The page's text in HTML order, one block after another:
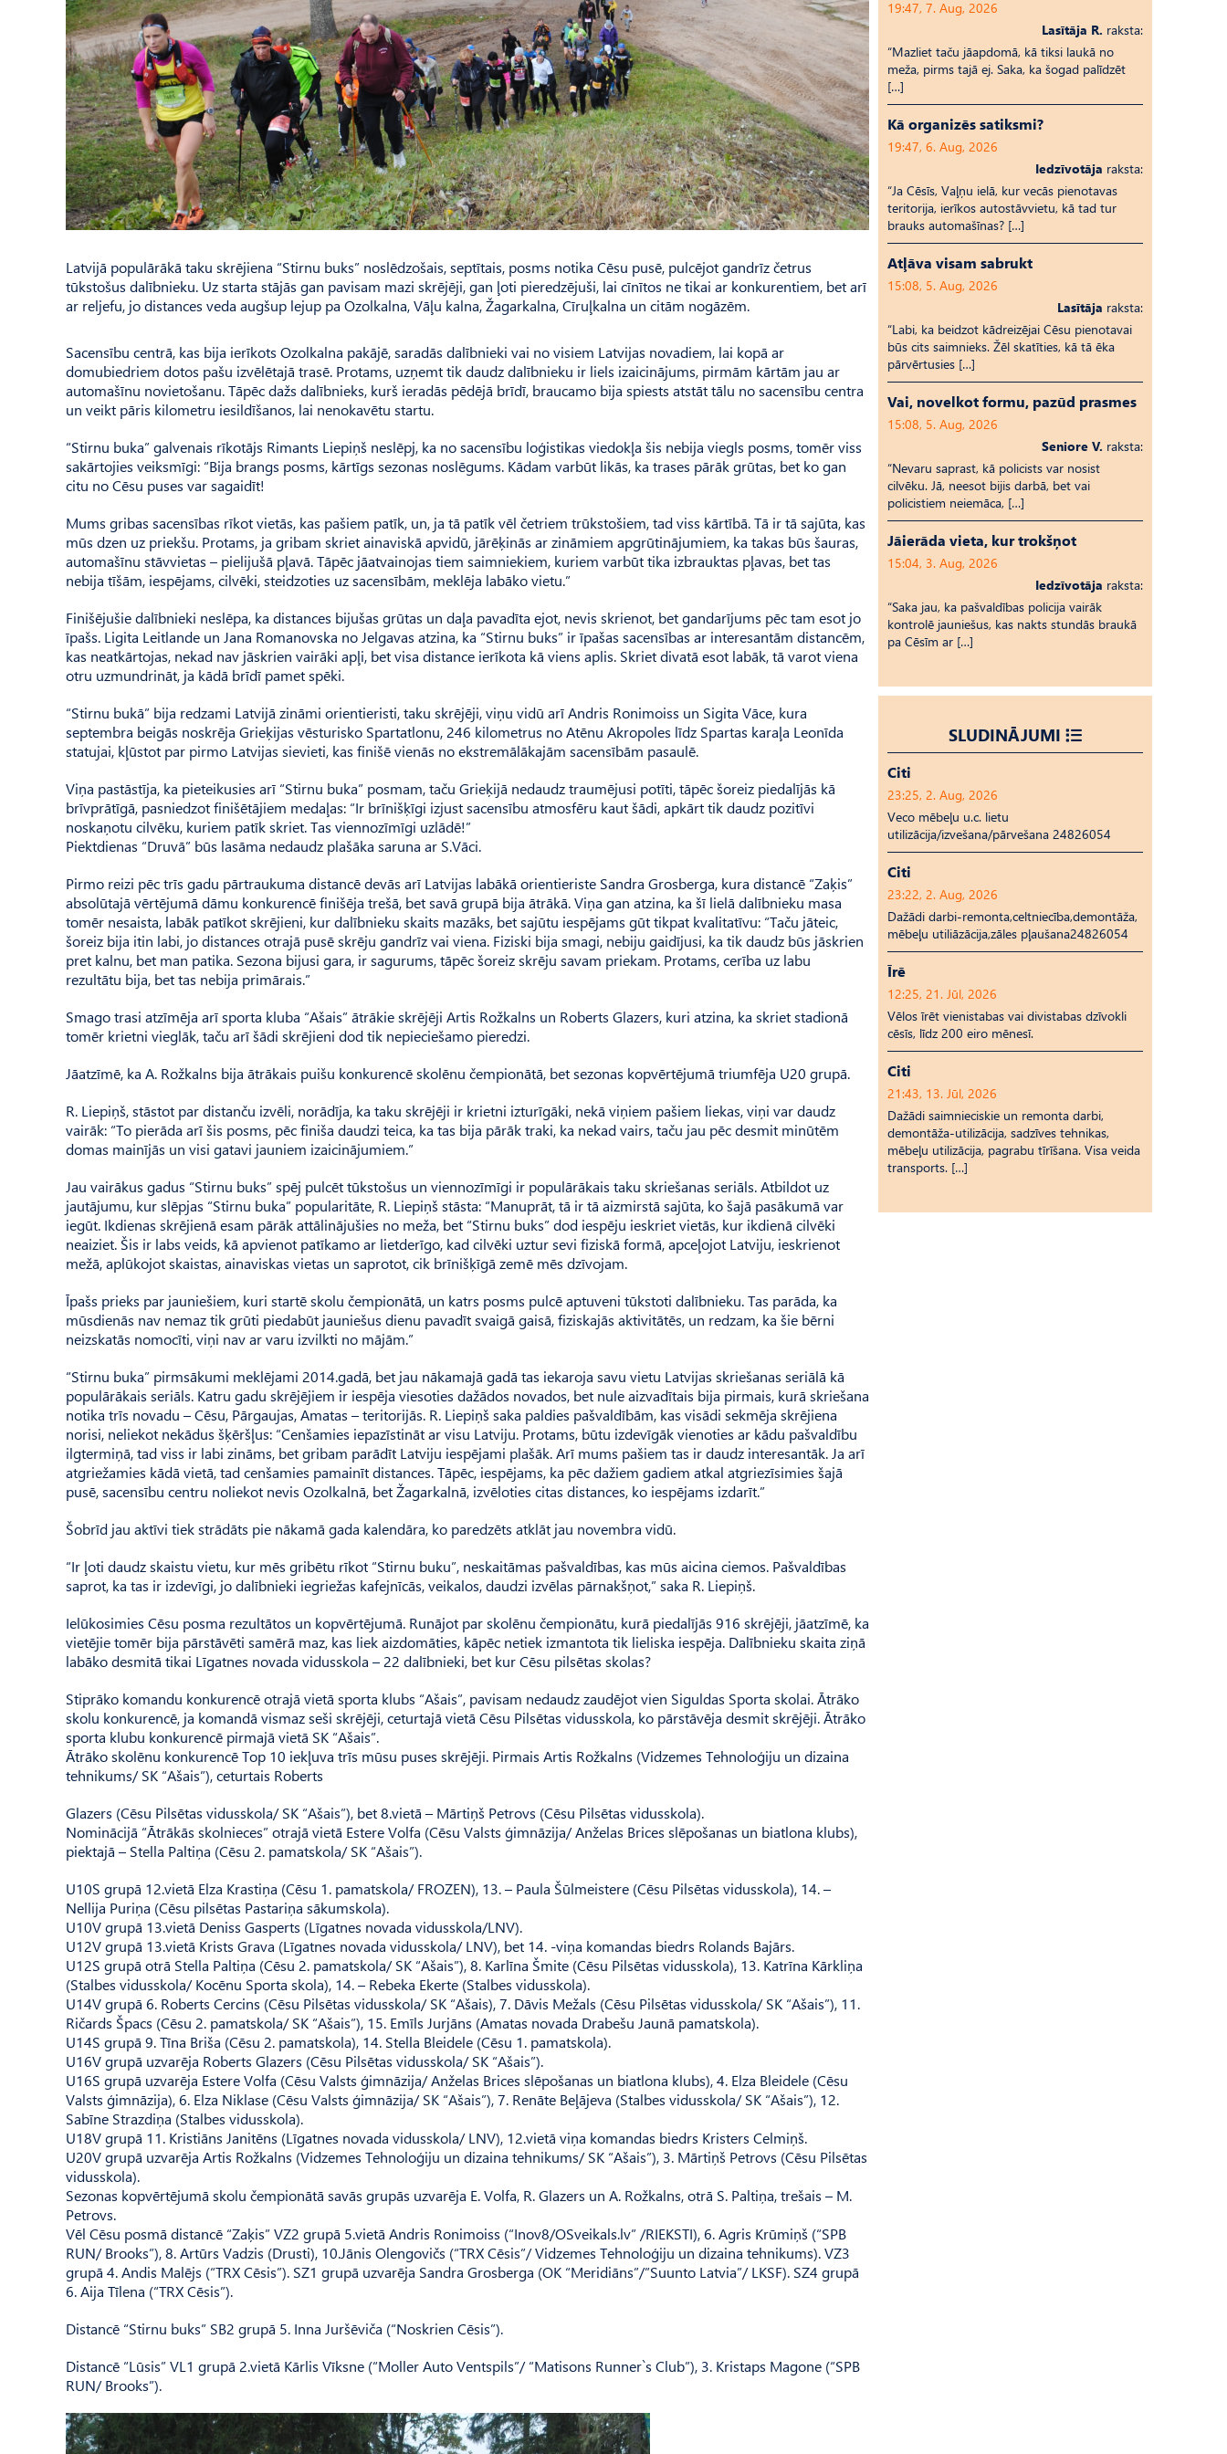
Latvijā populārākā taku skrējiena “Stirnu buks” noslēdzošais, septītais, posms notika Cēsu pusē, pulcējot gandrīz četrus
tūkstošus dalībnieku. Uz starta stājās gan pavisam mazi skrējēji, gan ļoti pieredzējuši, lai cīnītos ne tikai ar konkurentiem, bet arī
ar reljefu, jo distances veda augšup lejup pa Ozolkalna, Vāļu kalna, Žagarkalna, Cīruļkalna un citām nogāzēm.
Sacensību centrā, kas bija ierīkots Ozolkalna pakājē, saradās dalībnieki vai no visiem Latvijas novadiem, lai kopā ar
domubiedriem dotos pašu izvēlētajā trasē. Protams, uzņemt tik daudz dalībnieku ir liels izaicinājums, pirmām kārtām jau ar
automašīnu novietošanu. Tāpēc dažs dalībnieks, kurš ieradās pēdējā brīdī, braucamo bija spiests atstāt tālu no sacensību centra
un veikt pāris kilometru iesildīšanos, lai nenokavētu startu.
“Stirnu buka” galvenais rīkotājs Rimants Liepiņš neslēpj, ka no sacensību loģistikas viedokļa šis nebija viegls posms, tomēr viss
sakārtojies veiksmīgi: “Bija brangs posms, kārtīgs sezonas noslēgums. Kādam varbūt likās, ka trases pārāk grūtas, bet ko gan
citu no Cēsu puses var sagaidīt!
Mums gribas sacensības rīkot vietās, kas pašiem patīk, un, ja tā patīk vēl četriem trūkstošiem, tad viss kārtībā. Tā ir tā sajūta, kas
mūs dzen uz priekšu. Protams, ja gribam skriet ainaviskā apvidū, jārēķinās ar zināmiem apgrūtinājumiem, ka takas būs šauras,
automašīnu stāvvietas – pielijušā pļavā. Tāpēc jāatvainojas tiem saimniekiem, kuriem varbūt tika izbrauktas pļavas, bet tas
nebija tīšām, iespējams, cilvēki, steidzoties uz sacensībām, meklēja labāko vietu.”
Finišējušie dalībnieki neslēpa, ka distances bijušas grūtas un daļa pavadīta ejot, nevis skrienot, bet gandarījums pēc tam esot jo
īpašs. Ligita Leitlande un Jana Ro­manovska no Jelgavas atzina, ka “Stirnu buks” ir īpašas sacensības ar interesantām distancēm,
kas neatkārtojas, nekad nav jāskrien vairāki apļi, bet visa distance ierīkota kā viens aplis. Skriet divatā esot labāk, tā varot viena
otru uzmundrināt, ja kādā brīdī pamet spēki.
“Stirnu bukā” bija redzami Latvijā zināmi orientieristi, taku skrējēji, viņu vidū arī Andris Ronimoiss un Sigita Vāce, kura
septembra beigās noskrēja Grie­ķijas vēsturisko Spartatlonu, 246 kilometrus no Atēnu Akropoles līdz Spartas karaļa Leonīda
statujai, kļūstot par pirmo Latvijas sievieti, kas finišē vienās no ekstremālākajām sacensībām pasaulē.
Viņa pastāstīja, ka pieteikusies arī “Stirnu buka” posmam, taču Grieķijā nedaudz traumējusi potīti, tāpēc šoreiz piedalījās kā
brīvprātīgā, pasniedzot finišētājiem medaļas: “Ir brīnišķīgi izjust sacensību atmosfēru kaut šādi, apkārt tik daudz pozitīvi
noskaņotu cilvēku, kuriem patīk skriet. Tas viennozīmīgi uzlādē!”
Piektdienas “Druvā” būs lasāma nedaudz plašāka saruna ar S.Vāci.
Pirmo reizi pēc trīs gadu pārtraukuma distancē devās arī Latvijas labākā orientieriste Sandra Grosberga, kura distancē “Zaķis”
absolūtajā vērtējumā dāmu konkurencē finišēja trešā, bet savā grupā bija ātrākā. Viņa gan atzina, ka šī lielā dalībnieku masa
tomēr nesaista, labāk patīkot skrējieni, kur dalībnieku skaits mazāks, bet sajūtu iespējams gūt tikpat kvalitatīvu: “Taču jāteic,
šoreiz bija itin labi, jo distances otrajā pusē skrēju gandrīz vai viena. Fiziski bija smagi, nebiju gaidījusi, ka tik daudz būs jāskrien
pret kalnu, bet man patika. Sezona bijusi gara, ir sagurums, tāpēc šoreiz skrēju savam priekam. Protams, cerība uz labu
rezultātu bija, bet tas nebija primārais.”
Smago trasi atzīmēja arī sporta kluba “Ašais” ātrākie skrējēji Artis Rožkalns un Roberts Glazers, kuri atzina, ka skriet stadionā
tomēr krietni vieglāk, taču arī šādi skrējieni dod tik nepieciešamo pieredzi.
Jāatzīmē, ka A. Rožkalns bija ātrākais puišu konkurencē skolēnu čempionātā, bet sezonas kopvērtējumā triumfēja U20 grupā.
R. Liepiņš, stāstot par distanču izvēli, norādīja, ka taku skrējēji ir krietni izturīgāki, nekā viņiem pašiem liekas, viņi var daudz
vairāk: “To pierāda arī šis posms, pēc finiša daudzi teica, ka tas bija pārāk traki, ka nekad vairs, taču jau pēc desmit minūtēm
domas mainījās un visi gatavi jauniem izaicinājumiem.”
Jau vairākus gadus “Stirnu buks” spēj pulcēt tūkstošus un viennozīmīgi ir populārākais taku skriešanas seriāls. Atbildot uz
jautājumu, kur slēpjas “Stirnu buka” popularitāte, R. Liepiņš stāsta: “Manuprāt, tā ir tā aizmirstā sajūta, ko šajā pasākumā var
iegūt. Ikdienas skrējienā esam pārāk attālinājušies no meža, bet “Stirnu buks” dod iespēju ieskriet vietās, kur ikdienā cilvēki
neaiziet. Šis ir labs veids, kā apvienot patīkamo ar lietderīgo, kad cilvēki uztur sevi fiziskā formā, apceļojot Latviju, ieskrienot
mežā, aplūkojot skaistas, ainaviskas vietas un saprotot, cik brīnišķīgā zemē mēs dzīvojam.
Īpašs prieks par jauniešiem, kuri startē skolu čempionātā, un katrs posms pulcē aptuveni tūkstoti dalībnieku. Tas parāda, ka
mūsdienās nav nemaz tik grūti piedabūt jauniešus dienu pavadīt svaigā gaisā, fiziskajās aktivitātēs, un redzam, ka šie bērni
neizskatās nomocīti, viņi nav ar varu izvilkti no mājām.”
“Stirnu buka” pirmsākumi meklējami 2014.gadā, bet jau nākamajā gadā tas iekaroja savu vietu Latvijas skriešanas seriālā kā
populārākais seriāls. Katru gadu skrējējiem ir iespēja viesoties dažādos novados, bet nule aizvadītais bija pirmais, kurā skriešana
notika trīs novadu – Cēsu, Pārgaujas, Amatas – teritorijās. R. Liepiņš saka paldies pašvaldībām, kas visādi sekmēja skrējiena
norisi, neliekot nekādus šķēršļus: “Cenšamies iepazīstināt ar visu Latviju. Protams, būtu izdevīgāk vienoties ar kādu pašvaldību
ilg­termiņā, tad viss ir labi zināms, bet gribam parādīt Latviju iespējami plašāk. Arī mums pašiem tas ir daudz interesantāk. Ja arī
atgriežamies kādā vietā, tad cenšamies pamainīt distances. Tāpēc, iespējams, ka pēc dažiem gadiem atkal atgriezīsimies šajā
pusē, sacensību centru noliekot nevis Ozolkalnā, bet Žagarkalnā, izvēloties citas distances, ko iespējams izdarīt.”
Šobrīd jau aktīvi tiek strādāts pie nākamā gada kalendāra, ko paredzēts atklāt jau novembra vidū.
“Ir ļoti daudz skaistu vietu, kur mēs gribētu rīkot “Stirnu buku”, neskaitāmas pašvaldības, kas mūs aicina ciemos. Pašvaldības
saprot, ka tas ir izdevīgi, jo dalībnieki iegriežas kafejnīcās, veikalos, daudzi izvēlas pārnakšņot,” saka R. Liepiņš.
Ielūkosimies Cēsu posma rezultātos un kopvērtējumā. Runājot par skolēnu čempionātu, kurā piedalījās 916 skrējēji, jāatzīmē, ka
vietējie tomēr bija pārstāvēti samērā maz, kas liek aizdomāties, kāpēc netiek izmantota tik lieliska iespēja. Dalībnieku skaita ziņā
labāko desmitā tikai Līgatnes novada vidusskola – 22 dalībnieki, bet kur Cēsu pilsētas skolas?
Stiprāko komandu konkurencē otrajā vietā sporta klubs “Ašais”, pavisam nedaudz zaudējot vien Siguldas Sporta skolai. Ātrāko
skolu konkurencē, ja komandā vismaz seši skrējēji, ceturtajā vietā Cēsu Pilsētas vidusskola, ko pārstāvēja desmit skrējēji. Ātrāko
sporta klubu konkurencē pirmajā vietā SK “Ašais”.
Ātrāko skolēnu konkurencē Top 10 iekļuva trīs mūsu puses skrējēji. Pirmais Artis Rožkalns (Vid­zemes Tehnoloģiju un dizaina
tehnikums/ SK “Ašais”), ceturtais Roberts
Glazers (Cēsu Pil­sētas vidusskola/ SK “Ašais”), bet 8.vietā – Mārtiņš Petrovs (Cēsu Pilsētas vidusskola).
Nominācijā “Ātrākās skolnieces” otrajā vietā Estere Volfa (Cēsu Valsts ģimnāzija/ Anželas Brices slēpošanas un biatlona klubs),
piektajā – Stella Paltiņa (Cēsu 2. pamatskola/ SK “Ašais”).
U10S grupā 12.vietā Elza Krastiņa (Cēsu 1. pamatskola/ FROZEN), 13. – Paula Šūlmeis­tere (Cēsu Pilsētas vidusskola), 14. –
Nellija Puriņa (Cēsu pilsētas Pastariņa sākumskola).
U10V grupā 13.vietā Deniss Gasperts (Līgatnes novada vidusskola/LNV).
U12V grupā 13.vietā Krists Grava (Līgatnes novada vidusskola/ LNV), bet 14. -viņa komandas biedrs Rolands Bajārs.
U12S grupā otrā Stella Paltiņa (Cēsu 2. pamatskola/ SK “Ašais”), 8. Karlīna Šmite (Cēsu Pilsētas vidusskola), 13. Katrīna Kārkliņa
(Stalbes vidusskola/ Kocēnu Sporta skola), 14. – Re­beka Ekerte (Stalbes vidusskola).
U14V grupā 6. Roberts Cercins (Cēsu Pilsētas vidusskola/ SK “Ašais), 7. Dāvis Mežals (Cēsu Pilsētas vidusskola/ SK “Ašais”), 11.
Ričards Špacs (Cēsu 2. pamatskola/ SK “Ašais”), 15. Emīls Jurjāns (Amatas novada Drabešu Jaunā pamatskola).
U14S grupā 9. Tīna Briša (Cēsu 2. pamatskola), 14. Stella Bleidele (Cēsu 1. pamatskola).
U16V grupā uzvarēja Roberts Glazers (Cēsu Pilsētas vidusskola/ SK “Ašais”).
U16S grupā uzvarēja Estere Volfa (Cēsu Valsts ģimnāzija/ Anželas Brices slēpošanas un biatlona klubs), 4. Elza Bleidele (Cēsu
Valsts ģimnāzija), 6. Elza Niklase (Cēsu Valsts ģimnāzija/ SK “Ašais”), 7. Renāte Beļājeva (Stalbes vidusskola/ SK “Ašais”), 12.
Sabīne Strazdiņa (Stalbes vidusskola).
U18V grupā 11. Kristiāns Janitēns (Līgatnes novada vidusskola/ LNV), 12.vietā viņa komandas biedrs Kristers Celmiņš.
U20V grupā uzvarēja Artis Rožkalns (Vidzemes Tehnoloģiju un dizaina tehnikums/ SK “Ašais”), 3. Mārtiņš Petrovs (Cēsu Pilsētas
vidusskola).
Sezonas kopvērtējumā skolu čempionātā savās grupās uzvarēja E. Volfa, R. Glazers un A. Rož­kalns, otrā S. Paltiņa, trešais – M.
Petrovs.
Vēl Cēsu posmā distancē “Zaķis” VZ2 grupā 5.vietā Andris Ronimoiss (“Inov8/OSvei­kals.lv” /RIEKSTI), 6. Agris Krūmiņš (“SPB
RUN/ Brooks”), 8. Artūrs Vadzis (Drusti), 10.Jānis Olengo­vičs (“TRX Cēsis”/ Vidzemes Tehnoloģiju un dizaina tehnikums). VZ3
grupā 4. Andis Ma­lējs (“TRX Cēsis”). SZ1 grupā uzvarēja Sandra Grosberga (OK “Meridiāns”/”Suunto Latvia”/ LKSF). SZ4 grupā
6. Aija Tīlena (“TRX Cēsis”).
Distancē “Stirnu buks” SB2 grupā 5. Inna Juršēviča (“No­skrien Cēsis”).
Distancē “Lūsis” VL1 grupā 2.vietā Kārlis Vīksne (“Moller Auto Ventspils”/ “Matisons Run­ner`s Club”), 3. Kristaps Magone (“SPB
RUN/ Brooks”).
19:47, 7. Aug, 2026
Lasītāja R. raksta:
“Mazliet taču jāapdomā, kā tiksi laukā no
meža, pirms tajā ej. Saka, ka šogad palīdzēt
[…]
Kā organizēs satiksmi?
19:47, 6. Aug, 2026
Iedzīvotāja raksta:
“Ja Cēsīs, Vaļņu ielā, kur vecās pienotavas
teritorija, ierīkos autostāvvietu, kā tad tur
brauks automašīnas? […]
Atļāva visam sabrukt
15:08, 5. Aug, 2026
Lasītāja raksta:
“Labi, ka beidzot kādreizējai Cēsu pienotavai
būs cits saimnieks. Žēl skatīties, kā tā ēka
pārvērtusies […]
Vai, novelkot formu, pazūd prasmes
15:08, 5. Aug, 2026
Seniore V. raksta:
“Nevaru saprast, kā policists var nosist
cilvēku. Jā, neesot bijis darbā, bet vai
policistiem neiemāca, […]
Jāierāda vieta, kur trokšņot
15:04, 3. Aug, 2026
Iedzīvotāja raksta:
“Saka jau, ka pašvaldības policija vairāk
kontrolē jauniešus, kas nakts stundās braukā
pa Cēsīm ar […]
SLUDINĀJUMI
Citi
23:25, 2. Aug, 2026
Veco mēbeļu u.c. lietu
utilizācija/izvešana/pārvešana 24826054
Citi
23:22, 2. Aug, 2026
Dažādi darbi-remonta,celtniecība,demontāža,
mēbeļu utiliāzācija,zāles pļaušana24826054
Īrē
12:25, 21. Jūl, 2026
Vēlos īrēt vienistabas vai divistabas dzīvokli
cēsīs, līdz 200 eiro mēnesī.
Citi
21:43, 13. Jūl, 2026
Dažādi saimnieciskie un remonta darbi,
demontāža-utilizācija, sadzīves tehnikas,
mēbeļu utilizācija, pagrabu tīrīšana. Visa veida
transports. […]